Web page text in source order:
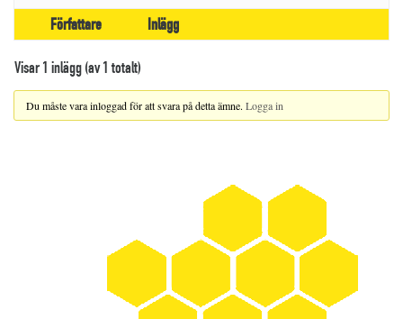
Författare Inlägg
Visar 1 inlägg (av 1 totalt)
Du måste vara inloggad för att svara på detta ämne. Logga in